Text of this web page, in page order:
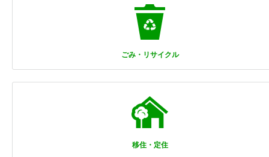
ごみ・リサイクル
移住・定住